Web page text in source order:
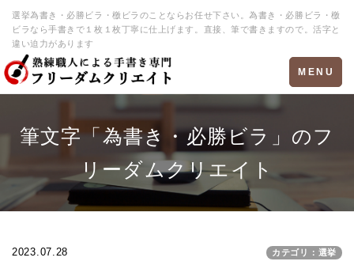
選挙為書き・必勝ビラ・檄ビラのことならお任せ下さい。為書き・必勝ビラ・檄
ビラなら手書きで１枚１枚丁寧に仕上げます。直接、筆で書きますので。活字と
違い迫力があります
Toggle
navigation
MENU
筆文字「為書き・必勝ビラ」のフ
リーダムクリエイト
2023.07.28 カテゴリ：選挙